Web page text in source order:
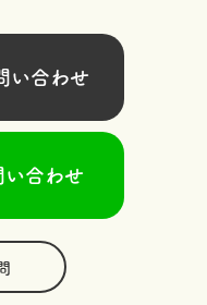
合わせ
合わせ